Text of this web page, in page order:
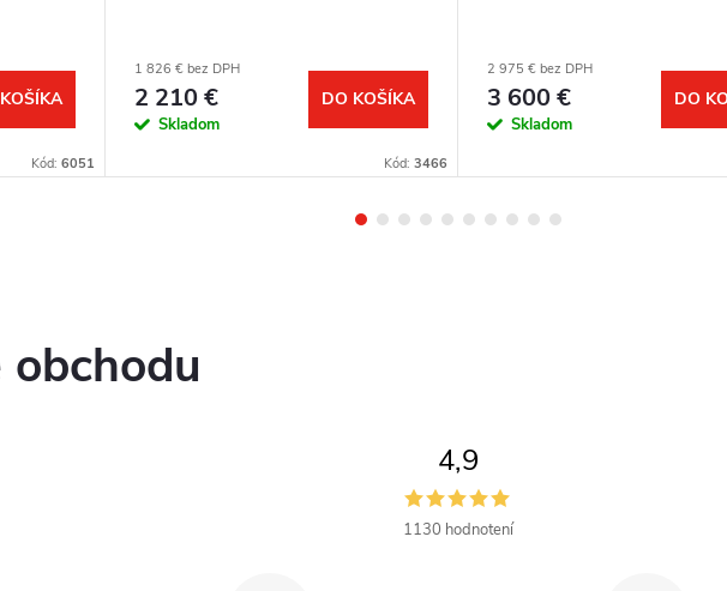
Kód: 6051
1 826 € bez DPH
2 210 €
Skladom
DO KOŠÍKA
Kód: 3466
2 975 € bez DPH
3 600 €
Skladom
DO
4,9
1130 hodnotení